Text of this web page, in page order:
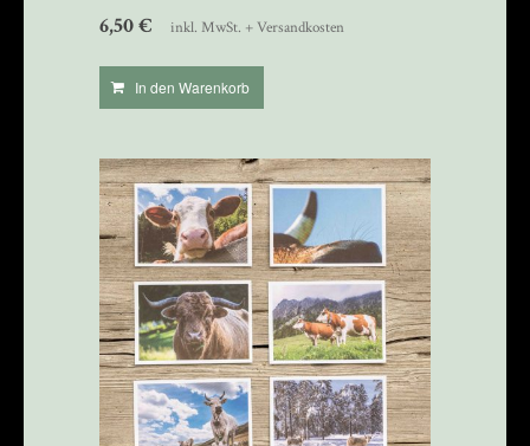
6,50€ inkl. MwSt. + Versandkosten
In den Warenkorb